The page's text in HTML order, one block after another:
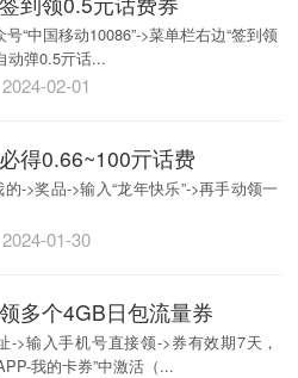
“中国移动10086”->菜单栏右边“签到领
动弹0.5亓话...
02-01
得0.66~100亓话费
->奖品->输入“龙年快乐”->再手动领一
01-30
多个4GB日包流量券
->输入手机号直接领->券有效期7天，
我的卡券”中激活（...